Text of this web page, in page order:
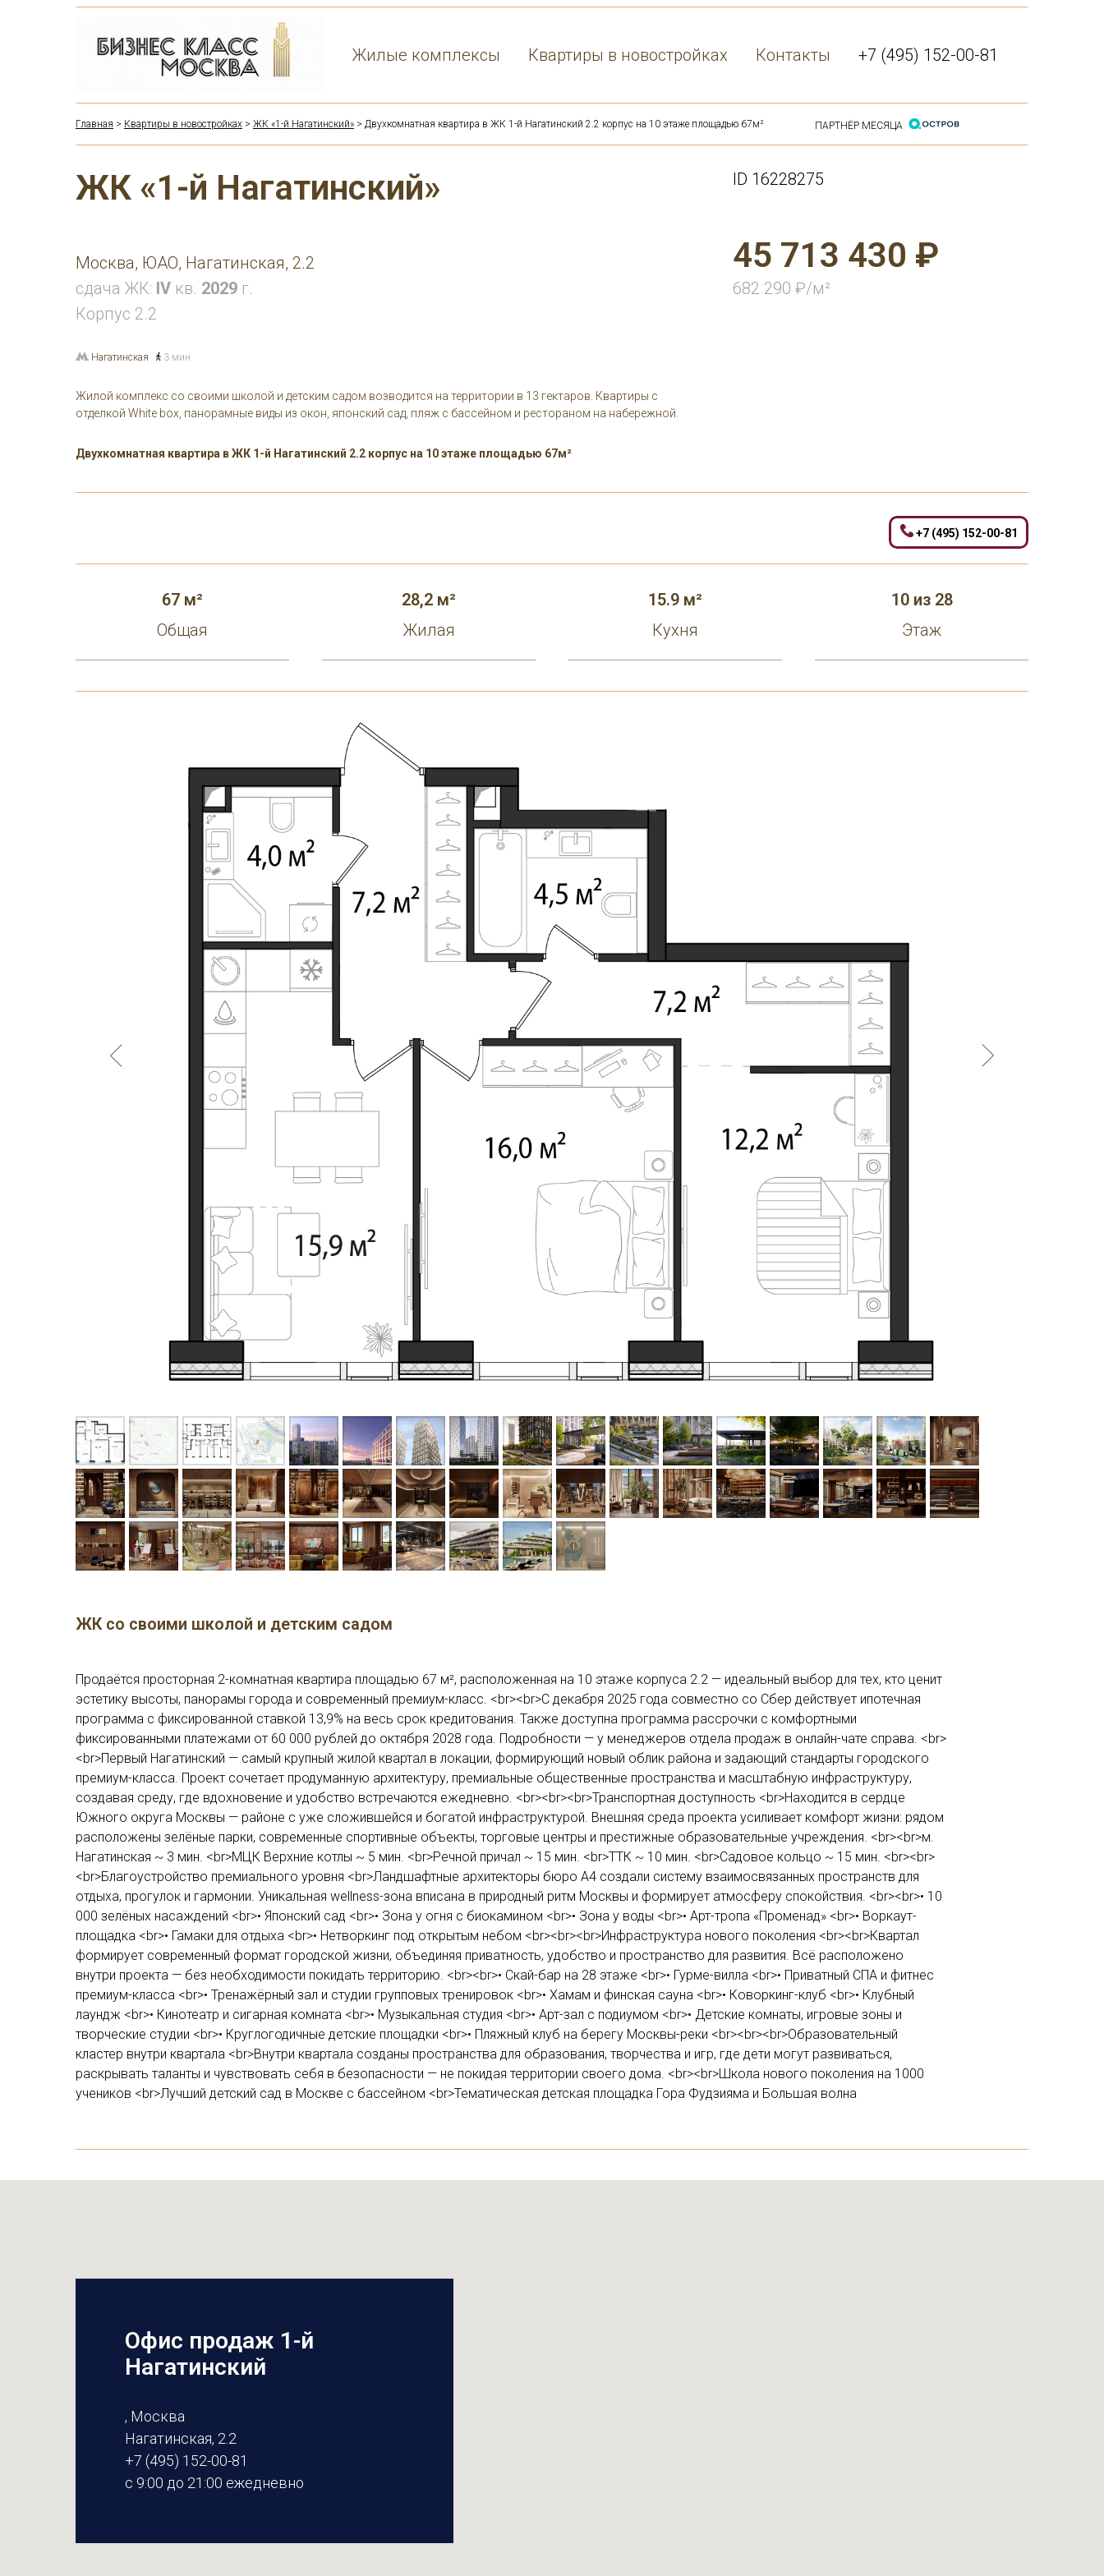
Жилые комплексы Квартиры в новостройках Контакты +7 (495) 152-00-81
Главная > Квартиры в новостройках > ЖК «1-й Нагатинский» > Двухкомнатная квартира в ЖК 1-й Нагатинский 2.2 корпус на 10 этаже площадью 67м² ПАРТНЁР МЕСЯЦА
ЖК «1-й Нагатинский»
Москва, ЮАО, Нагатинская, 2.2
сдача ЖК: IV кв. 2029 г.
Корпус 2.2
Нагатинская 3 мин
Жилой комплекс со своими школой и детским садом возводится на территории в 13 гектаров. Квартиры с
отделкой White box, панорамные виды из окон, японский сад, пляж с бассейном и рестораном на набережной.
Двухкомнатная квартира в ЖК 1-й Нагатинский 2.2 корпус на 10 этаже площадью 67м²
ID 16228275
45 713 430 ₽
682 290 ₽/м²
+7 (495) 152-00-81
67 м²
Общая
28,2 м²
Жилая
15.9 м²
Кухня
10 из 28
Этаж
ЖК со своими школой и детским садом
Продаётся просторная 2-комнатная квартира площадью 67 м², расположенная на 10 этаже корпуса 2.2 — идеальный выбор для тех, кто ценит
эстетику высоты, панорамы города и современный премиум-класс. <br><br>С декабря 2025 года совместно со Сбер действует ипотечная
программа с фиксированной ставкой 13,9% на весь срок кредитования. Также доступна программа рассрочки с комфортными
фиксированными платежами от 60 000 рублей до октября 2028 года. Подробности — у менеджеров отдела продаж в онлайн-чате справа. <br>
<br>Первый Нагатинский — самый крупный жилой квартал в локации, формирующий новый облик района и задающий стандарты городского
премиум-класса. Проект сочетает продуманную архитектуру, премиальные общественные пространства и масштабную инфраструктуру,
создавая среду, где вдохновение и удобство встречаются ежедневно. <br><br><br>Транспортная доступность <br>Находится в сердце
Южного округа Москвы — районе с уже сложившейся и богатой инфраструктурой. Внешняя среда проекта усиливает комфорт жизни: рядом
расположены зелёные парки, современные спортивные объекты, торговые центры и престижные образовательные учреждения. <br><br>м.
Нагатинская ~ 3 мин. <br>МЦК Верхние котлы ~ 5 мин. <br>Речной причал ~ 15 мин. <br>ТТК ~ 10 мин. <br>Садовое кольцо ~ 15 мин. <br><br>
<br>Благоустройство премиального уровня <br>Ландшафтные архитекторы бюро А4 создали систему взаимосвязанных пространств для
отдыха, прогулок и гармонии. Уникальная wellness-зона вписана в природный ритм Москвы и формирует атмосферу спокойствия. <br><br>• 10
000 зелёных насаждений <br>• Японский сад <br>• Зона у огня с биокамином <br>• Зона у воды <br>• Арт-тропа «Променад» <br>• Воркаут-
площадка <br>• Гамаки для отдыха <br>• Нетворкинг под открытым небом <br><br><br>Инфраструктура нового поколения <br><br>Квартал
формирует современный формат городской жизни, объединяя приватность, удобство и пространство для развития. Всё расположено
внутри проекта — без необходимости покидать территорию. <br><br>• Скай-бар на 28 этаже <br>• Гурме-вилла <br>• Приватный СПА и фитнес
премиум-класса <br>• Тренажёрный зал и студии групповых тренировок <br>• Хамам и финская сауна <br>• Коворкинг-клуб <br>• Клубный
лаундж <br>• Кинотеатр и сигарная комната <br>• Музыкальная студия <br>• Арт-зал с подиумом <br>• Детские комнаты, игровые зоны и
творческие студии <br>• Круглогодичные детские площадки <br>• Пляжный клуб на берегу Москвы-реки <br><br><br>Образовательный
кластер внутри квартала <br>Внутри квартала созданы пространства для образования, творчества и игр, где дети могут развиваться,
раскрывать таланты и чувствовать себя в безопасности — не покидая территории своего дома. <br><br>Школа нового поколения на 1000
учеников <br>Лучший детский сад в Москве с бассейном <br>Тематическая детская площадка Гора Фудзияма и Большая волна
Офис продаж 1-й
Нагатинский
, Москва
Нагатинская, 2.2
+7 (495) 152-00-81
с 9:00 до 21:00 ежедневно